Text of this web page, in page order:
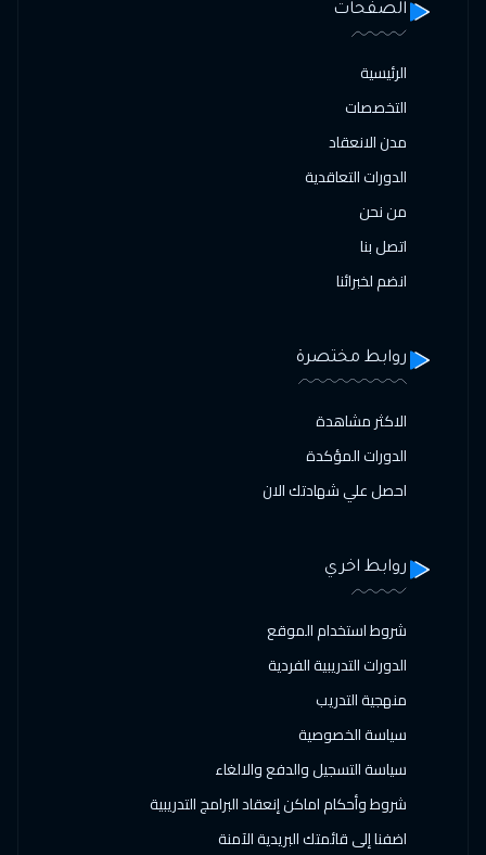
الصفحات
الرئيسية
التخصصات
مدن الانعقاد
الدورات التعاقدية
من نحن
اتصل بنا
انضم لخبرائنا
روابط مختصرة
الاكثر مشاهدة
الدورات المؤكدة
احصل علي شهادتك الان
روابط اخري
شروط استخدام الموقع
الدورات التدريبية الفردية
منهجية التدريب
سياسة الخصوصية
سياسة التسجيل والدفع والالغاء
شروط وأحكام اماكن إنعقاد البرامج التدريبية
اضفنا إلى قائمتك البريدية الآمنة